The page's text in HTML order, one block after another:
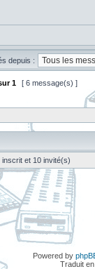
depuis :
1 [ 6 message(s) ]
et 10 invité(s)
Powered by
Traduit